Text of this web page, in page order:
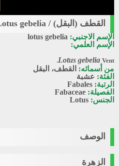
القطف (البقل) / Lotus gebelia
الإسم الاجنبي: lotus gebelia
الإسم العلمي:
Lotus gebelia Vent.
من أسمائه: القطف، البقل
الفئة: عشبة
الرتبة: Fabales
الفصيلة: Fabaceae
الجنس: Lotus
الوصف
الزهرة